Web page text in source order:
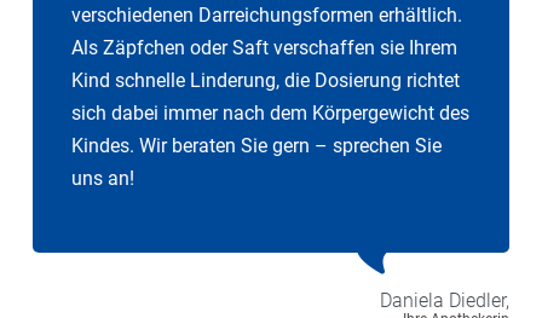
verschiedenen Darreichungsformen erhältlich.
Als Zäpfchen oder Saft verschaffen sie Ihrem
Kind schnelle Linderung, die Dosierung richtet
sich dabei immer nach dem Körpergewicht des
Kindes. Wir beraten Sie gern – sprechen Sie
uns an!
Daniela Diedler,